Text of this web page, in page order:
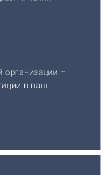
организации –
в ваш